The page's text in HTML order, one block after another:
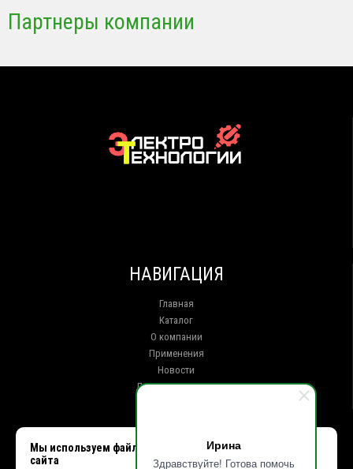
Ирина
Здравствуйте! Готова помочь
Партнеры компании
НАВИГАЦИЯ
Главная
Каталог
О компании
Применения
Новости
Доставка и оплата
г. Иркутск ул. Клары Цеткин, 16, офис 15
Мы используем файлы cookie, чтобы улучшить работу
сайта